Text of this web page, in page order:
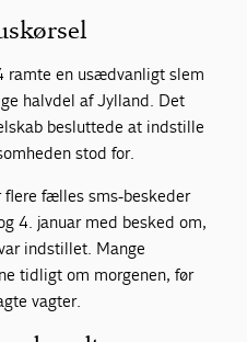
ramte en usædvanligt slem
halvdel af Jylland. Det
besluttede at indstille
stod for.
fælles sms-beskeder
4. januar med besked om,
indstillet. Mange
tidligt om morgenen, før
vagter.